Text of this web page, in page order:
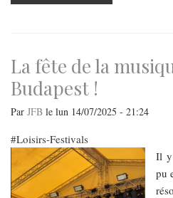
14
les
rives
du
Danube
La fête de la
Budapest !
Par JFB le lun 14/07/2025 - 21:24
Loisirs-Festivals
Il y
pu